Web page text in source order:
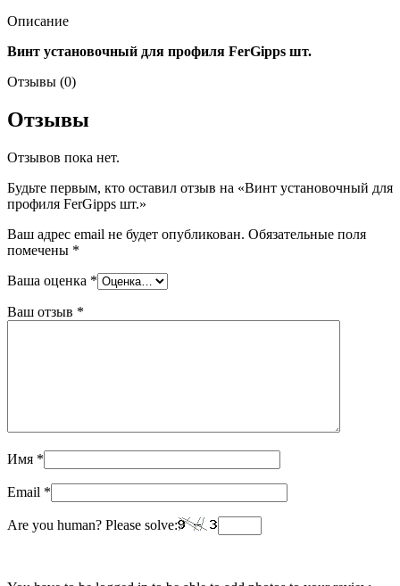
Описание
Винт установочный для профиля FerGipps шт.
Отзывы (0)
Отзывы
Отзывов пока нет.
Будьте первым, кто оставил отзыв на «Винт установочный для
профиля FerGipps шт.»
Ваш адрес email не будет опубликован. Обязательные поля
помечены *
Ваша оценка *
Ваш отзыв *
Имя *
Email *
Are you human? Please solve: